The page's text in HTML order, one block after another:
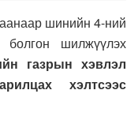
шинийн 4-ний
шилжүүлэх
газрын хэвлэл
хэлтсээс